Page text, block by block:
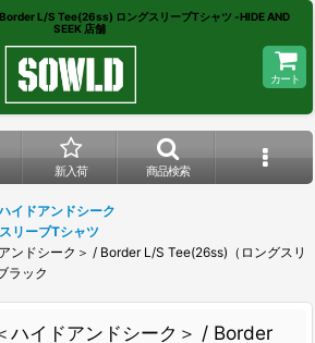
L/S Tee(26ss) ロングスリーブTシャツ -HIDE AND
SEEK 店舗
カート
新入荷 商品検索
イドアンドシーク
リーブTシャツ
ンドシーク＞ / Border L/S Tee(26ss)（ロングスリ
ラック
ハイドアンドシーク＞ / Border